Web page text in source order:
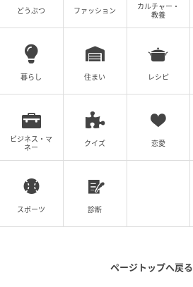
ウーマンエキサイト
ウーマンエキサイト
どうぶつ ファッション
カルチャー・
教養
暮らし 住まい レシピ
ビジネス・マ
ネー
クイズ 恋愛
スポーツ 診断
ページトップへ戻る